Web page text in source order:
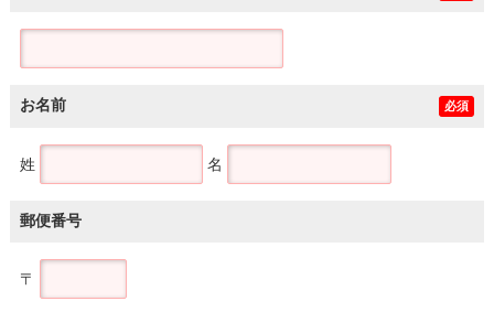
お名前 必須
姓 名
郵便番号
〒